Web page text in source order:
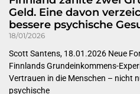
Geld. Eine davon
bessere psychische
18/01/2026
Scott Santens, 18.01.2026 Neue
Finnlands Grundeinkommens-
Vertrauen in die Menschen – nicht
psychische